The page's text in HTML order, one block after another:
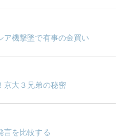
ア機撃墜で有事の金買い
京大３兄弟の秘密
言を比較する